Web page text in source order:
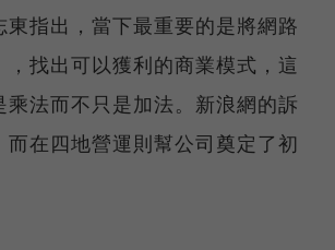
東指出，當下最重要的是將網路
找出可以獲利的商業模式，這
乘法而不只是加法。新浪網的訴
而在四地營運則幫公司奠定了初